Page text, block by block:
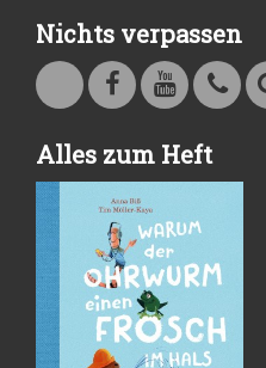
Nichts verpassen
Alles zum Heft